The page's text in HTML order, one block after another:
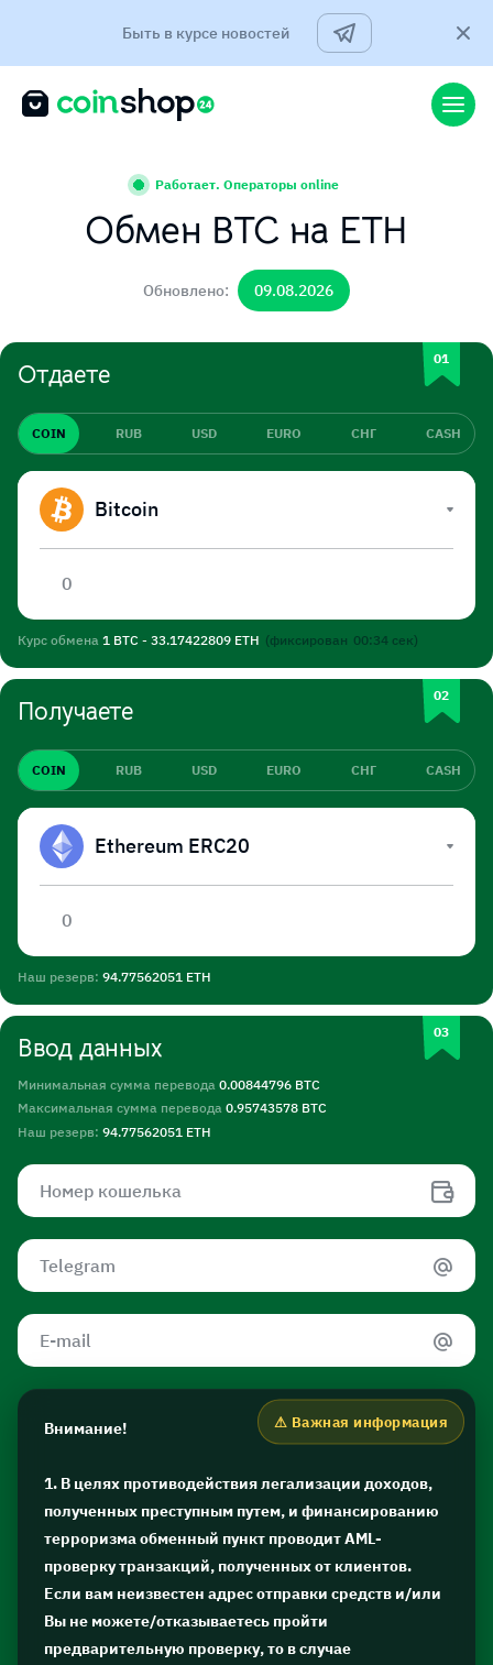
Быть в курсе новостей
Работает. Операторы online
Обмен BTC на ETH
Обновлено: 09.08.2026
Отдаете
COIN RUB USD EURO СНГ CASH
Bitcoin
Курс обмена 1 BTC - 33.17422809 ETH (фиксирован 00:34сек)
Получаете
COIN RUB USD EURO СНГ CASH
Ethereum ERC20
Наш резерв: 94.77562051 ETH
Ввод данных
Минимальная сумма перевода 0.00844796 BTC
Максимальная сумма перевода 0.95743578 BTC
Наш резерв: 94.77562051 ETH
Внимание!
1. В целях противодействия легализации доходов,
полученных преступным путем, и финансированию
терроризма обменный пункт проводит AML-
проверку транзакций, полученных от клиентов.
Если вам неизвестен адрес отправки средств и/или
Вы не можете/отказываетесь пройти
предварительную проверку, то в случае